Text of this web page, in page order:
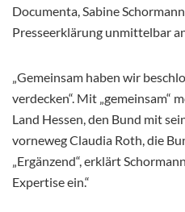
Documenta, Sabine
Presseerklärung unmittelbar
„Gemeinsam haben wir
verdecken“. Mit „gemeinsam“
Land Hessen, den Bund mit
vorneweg Claudia Roth, die
„Ergänzend“, erklärt
Expertise ein.“